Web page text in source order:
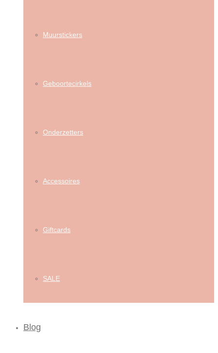
Muurstickers
Geboortecirkels
Onderzetters
Accessoires
Giftcards
SALE
Blog